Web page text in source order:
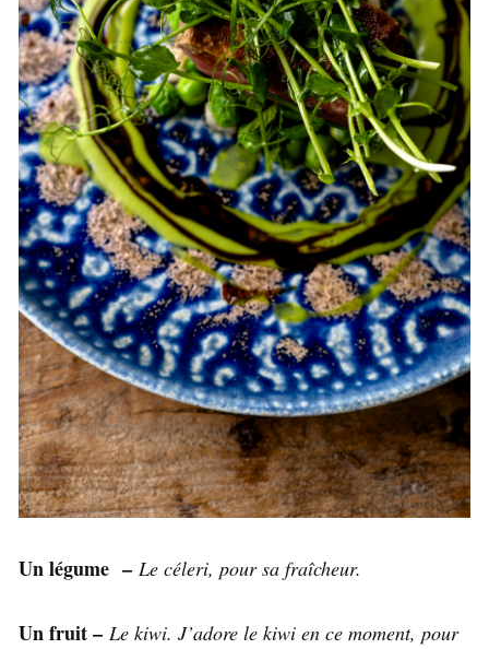
Un légume – Le céleri, pour sa fraîcheur.
Un fruit – Le kiwi. J’adore le kiwi en ce moment, pour